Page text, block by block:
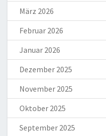
März 2026
Februar 2026
Januar 2026
Dezember 2025
November 2025
Oktober 2025
September 2025